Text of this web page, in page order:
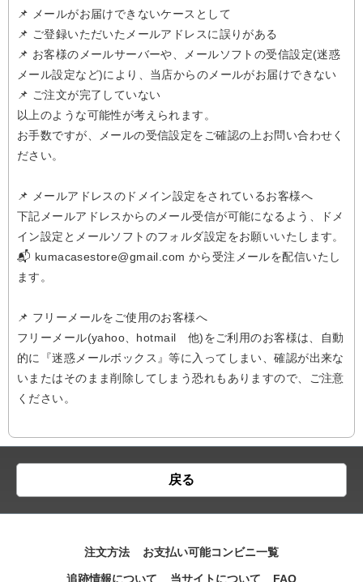
📌 メールがお届けできないケースとして
📌 ご登録いただいたメールアドレスに誤りがある
📌 お客様のメールサーバーや、メールソフトの受信設定(迷惑
メール設定など)により、当店からのメールがお届けできない
📌 ご注文が完了していない
以上のような可能性が考えられます。
お手数ですが、メールの受信設定をご確認の上お問い合わせく
ださい。
📌 メールアドレスのドメイン設定をされているお客様へ
下記メールアドレスからのメール受信が可能になるよう、ドメ
イン設定とメールソフトのフォルダ設定をお願いいたします。
📬 kumacasestore@gmail.com から受注メールを配信いたし
ます。
📌 フリーメールをご使用のお客様へ
フリーメール(yahoo、hotmail 他)をご利用のお客様は、自動
的に『迷惑メールボックス』等に入ってしまい、確認が出来な
いまたはそのまま削除してしまう恐れもありますので、ご注意
ください。
戻る
注文方法 お支払い可能コンビニ一覧
追跡情報について 当サイトについて FAQ